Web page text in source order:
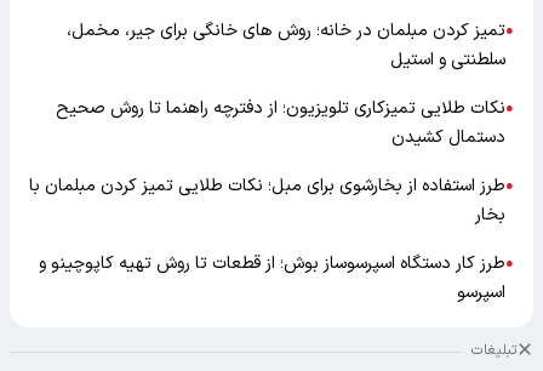
●تمیز کردن مبلمان در خانه؛ روش های خانگی برای جیر، مخمل،
سلطنتی و استیل
●نکات طلایی تمیزکاری تلویزیون؛ از دفترچه راهنما تا روش صحیح
دستمال کشیدن
●طرز استفاده از بخارشوی برای مبل؛ نکات طلایی تمیز کردن مبلمان با
بخار
●طرز کار دستگاه اسپرسوساز بوش؛ از قطعات تا روش تهیه کاپوچینو و
اسپرسو
تبلیغات